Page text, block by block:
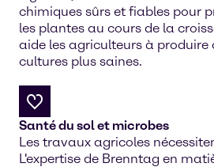
chimiques sûrs et fiables pour
les plantes au cours de la
aide les agriculteurs à produire
cultures plus saines.
Santé du sol et microbes
Les travaux agricoles
L'expertise de Brenntag en